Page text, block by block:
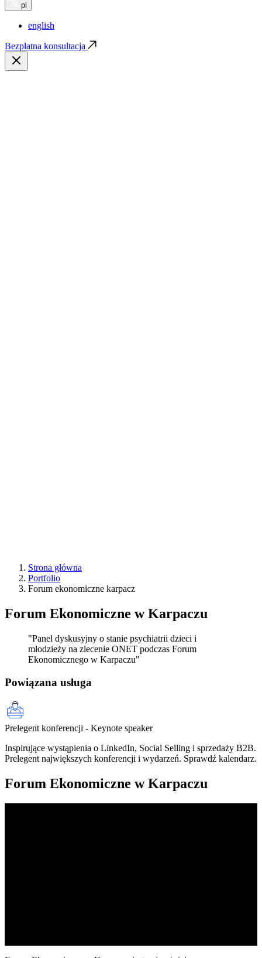
pl
english
Bezpłatna konsultacja
Strona główna
Portfolio
Forum ekonomiczne karpacz
Forum Ekonomiczne w Karpaczu
"Panel dyskusyjny o stanie psychiatrii dzieci i
młodzieży na zlecenie ONET podczas Forum
Ekonomicznego w Karpaczu"
Powiązana usługa
Prelegent konferencji - Keynote speaker
Inspirujące wystąpienia o LinkedIn, Social Selling i sprzedaży B2B.
Prelegent największych konferencji i wydarzeń. Sprawdź kalendarz.
Forum Ekonomiczne w Karpaczu